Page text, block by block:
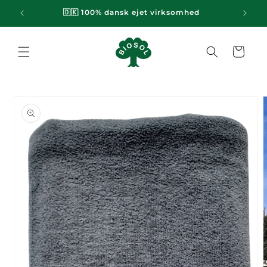
Gå til
indhold
🇩🇰 100% dansk ejet virksomhed
Indkøbskurv